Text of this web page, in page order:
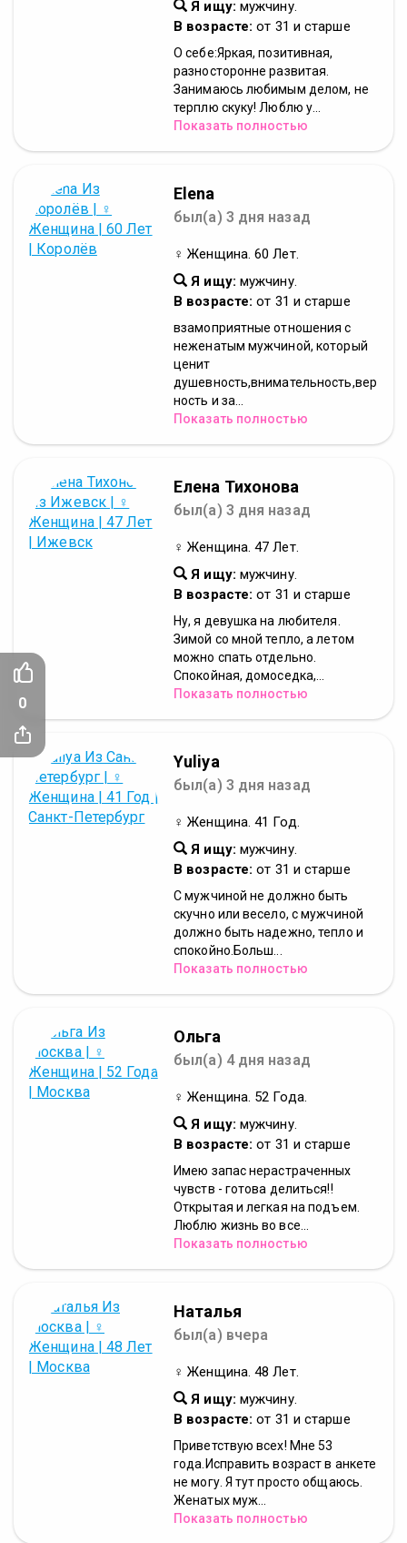
Я ищу: мужчину.
В возрасте: от 31 и старше
О себе:Яркая, позитивная,
разносторонне развитая.
Занимаюсь любимым делом, не
терплю скуку! Люблю у...
Показать полностью
Elena
был(а) 3 дня назад
♀ Женщина. 60 Лет.
Я ищу: мужчину.
В возрасте: от 31 и старше
взамоприятные отношения с
неженатым мужчиной, который
ценит
душевность,внимательность,вер
ность и за...
Показать полностью
Елена Тихонова
был(а) 3 дня назад
♀ Женщина. 47 Лет.
Я ищу: мужчину.
В возрасте: от 31 и старше
Ну, я девушка на любителя.
Зимой со мной тепло, а летом
можно спать отдельно.
Спокойная, домоседка,...
Показать полностью
Yuliya
был(а) 3 дня назад
♀ Женщина. 41 Год.
Я ищу: мужчину.
В возрасте: от 31 и старше
С мужчиной не должно быть
скучно или весело, с мужчиной
должно быть надежно, тепло и
спокойно.Больш...
Показать полностью
Ольга
был(а) 4 дня назад
♀ Женщина. 52 Года.
Я ищу: мужчину.
В возрасте: от 31 и старше
Имею запас нерастраченных
чувств - готова делиться!!
Открытая и легкая на подъем.
Люблю жизнь во все...
Показать полностью
Наталья
был(а) вчера
♀ Женщина. 48 Лет.
Я ищу: мужчину.
В возрасте: от 31 и старше
Приветствую всех! Мне 53
года.Исправить возраст в анкете
не могу. Я тут просто общаюсь.
Женатых муж...
Показать полностью
0